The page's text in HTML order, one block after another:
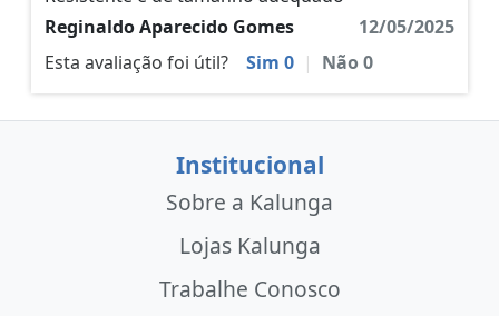
Reginaldo Aparecido Gomes
12/05/2025
Esta avaliação foi útil?
Sim 0 | Não0
Institucional
Sobre a Kalunga
Lojas Kalunga
Trabalhe Conosco